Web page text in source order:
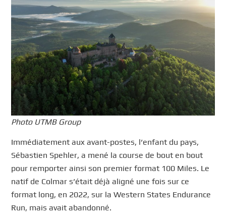
Photo UTMB Group
Immédiatement aux avant-postes, l’enfant du pays,
Sébastien Spehler, a mené la course de bout en bout
pour remporter ainsi son premier format 100 Miles. Le
natif de Colmar s’était déjà aligné une fois sur ce
format long, en 2022, sur la Western States Endurance
Run, mais avait abandonné.